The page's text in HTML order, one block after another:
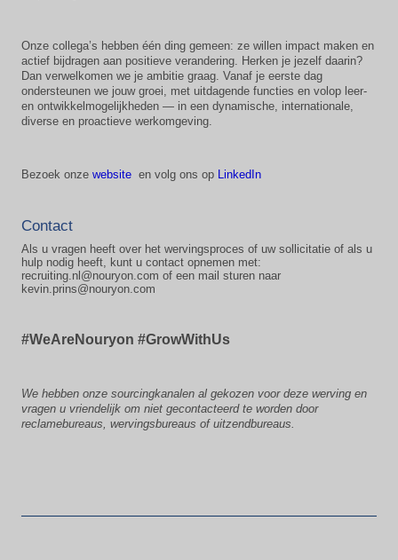
Onze collega’s hebben één ding gemeen: ze willen impact maken en
actief bijdragen aan positieve verandering. Herken je jezelf daarin?
Dan verwelkomen we je ambitie graag. Vanaf je eerste dag
ondersteunen we jouw groei, met uitdagende functies en volop leer-
en ontwikkelmogelijkheden — in een dynamische, internationale,
diverse en proactieve werkomgeving.
Bezoek onze website en volg ons op LinkedIn
Contact
Als u vragen heeft over het wervingsproces of uw sollicitatie of als u
hulp nodig heeft, kunt u contact opnemen met:
recruiting.nl@nouryon.com of een mail sturen naar
kevin.prins@nouryon.com
#WeAreNouryon #GrowWithUs
We hebben onze sourcingkanalen al gekozen voor deze werving en
vragen u vriendelijk om niet gecontacteerd te worden door
reclamebureaus, wervingsbureaus of uitzendbureaus.